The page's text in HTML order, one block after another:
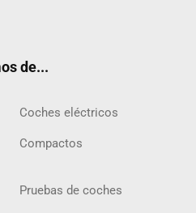
de...
Coches eléctricos
Compactos
Pruebas de coches